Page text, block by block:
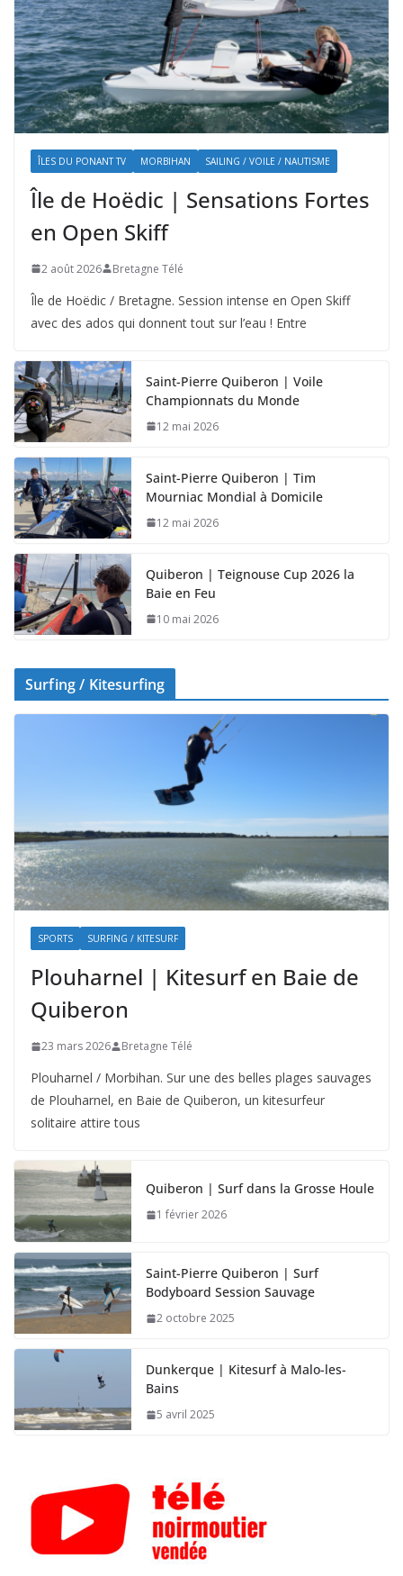
ÎLES DU PONANT TV MORBIHAN SAILING / VOILE / NAUTISME
Île de Hoëdic | Sensations Fortes
en Open Skiff
2 août 2026 Bretagne Télé
Île de Hoëdic / Bretagne. Session intense en Open Skiff
avec des ados qui donnent tout sur l’eau ! Entre
Saint-Pierre Quiberon | Voile
Championnats du Monde
12 mai 2026
Saint-Pierre Quiberon | Tim
Mourniac Mondial à Domicile
12 mai 2026
Quiberon | Teignouse Cup 2026 la
Baie en Feu
10 mai 2026
Surfing / Kitesurfing
SPORTS SURFING / KITESURF
Plouharnel | Kitesurf en Baie de
Quiberon
23 mars 2026 Bretagne Télé
Plouharnel / Morbihan. Sur une des belles plages sauvages
de Plouharnel, en Baie de Quiberon, un kitesurfeur
solitaire attire tous
Quiberon | Surf dans la Grosse Houle
1 février 2026
Saint-Pierre Quiberon | Surf
Bodyboard Session Sauvage
2 octobre 2025
Dunkerque | Kitesurf à Malo-les-
Bains
5 avril 2025